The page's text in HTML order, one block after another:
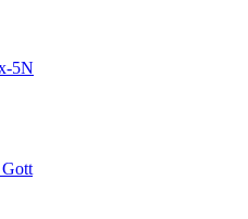
5N
Gott